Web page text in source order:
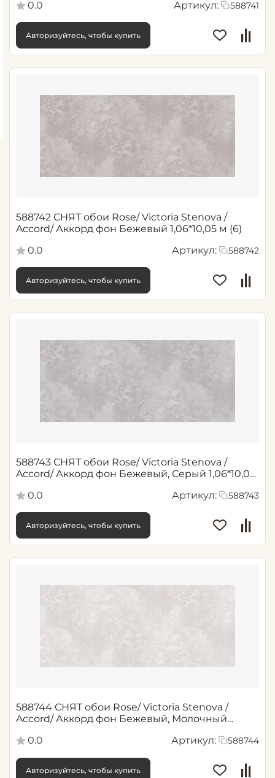
0.0
Артикул: 588741
Авторизуйтесь, чтобы купить
588742 СНЯТ обои Rose/ Victoria Stenova /
Accord/ Аккорд фон Бежевый 1,06*10,05 м (6)
0.0
Артикул: 588742
Авторизуйтесь, чтобы купить
588743 СНЯТ обои Rose/ Victoria Stenova /
Accord/ Аккорд фон Бежевый, Серый 1,06*10,05
0.0
Артикул: 588743
Авторизуйтесь, чтобы купить
588744 СНЯТ обои Rose/ Victoria Stenova /
Accord/ Аккорд фон Бежевый, Молочный
0.0
Артикул: 588744
Авторизуйтесь, чтобы купить